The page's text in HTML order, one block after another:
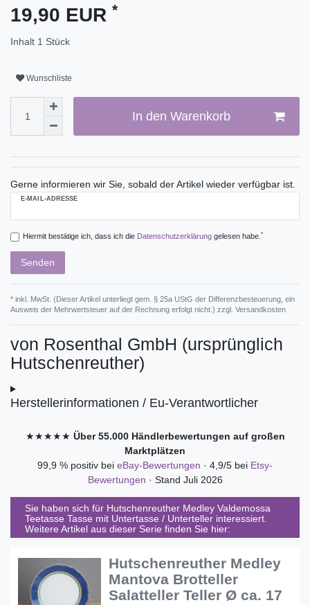
19,90 EUR *
Inhalt 1 Stück
Wunschliste
In den Warenkorb
Gerne informieren wir Sie, sobald der Artikel wieder verfügbar ist.
E-MAIL-ADRESSE
Hiermit bestätige ich, dass ich die Daten­schutz­erklärunggelesen habe. *
Senden
* inkl. MwSt. (Dieser Artikel unterliegt gem. § 25a UStG der Differenzbesteuerung, ein
Ausweis der Mehrwertsteuer auf der Rechnung erfolgt nicht.) zzgl. Versandkosten
von Rosenthal GmbH (ursprünglich
Hutschenreuther)
Herstellerinformationen / Eu-Verantwortlicher
★★★★★ Über 55.000 Händlerbewertungen auf großen
Marktplätzen
99,9 % positiv bei eBay-Bewertungen · 4,9/5 bei Etsy-
Bewertungen · Stand Juli 2026
Sie haben sich für Hutschenreuther Medley Valdemossa
Teetasse Tasse mit Untertasse / Unterteller interessiert.
Weitere Artikel aus dieser Serie finden Sie hier:
Hutschenreuther Medley
Mantova Brotteller
Salatteller Teller Ø ca. 17